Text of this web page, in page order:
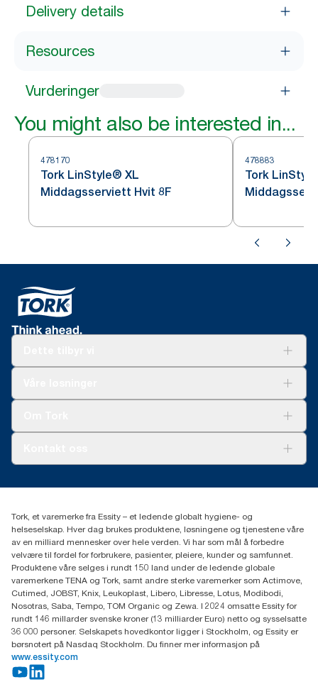
Delivery details
Resources
Vurderinger
You might also be interested in...
478170
Tork LinStyle® XL
Middagsserviett Hvit 8F
478883
Tork
(+47) 22 70 62 00
Fredrik Selmers vei 6
0603 OSLO
Tork, et varemerke fra Essity – et ledende globalt hygiene- og
helseselskap. Hver dag brukes produktene, løsningene og tjenestene våre
av en milliard mennesker over hele verden. Vi har som mål å forbedre
velvære til fordel for forbrukere, pasienter, pleiere, kunder og samfunnet.
Produktene våre selges i rundt 150 land under de ledende globale
varemerkene TENA og Tork, samt andre sterke varemerker som Actimove,
Cutimed, JOBST, Knix, Leukoplast, Libero, Libresse, Lotus, Modibodi,
Nosotras, Saba, Tempo, TOM Organic og Zewa. I 2024 omsatte Essity for
rundt 146 millarder svenske kroner (13 milliarder Euro) netto og sysselsatte
36 000 personer. Selskapets hovedkontor ligger i Stockholm, og Essity er
børsnotert på Nasdaq Stockholm. Du finner mer informasjon på
www.essity.com